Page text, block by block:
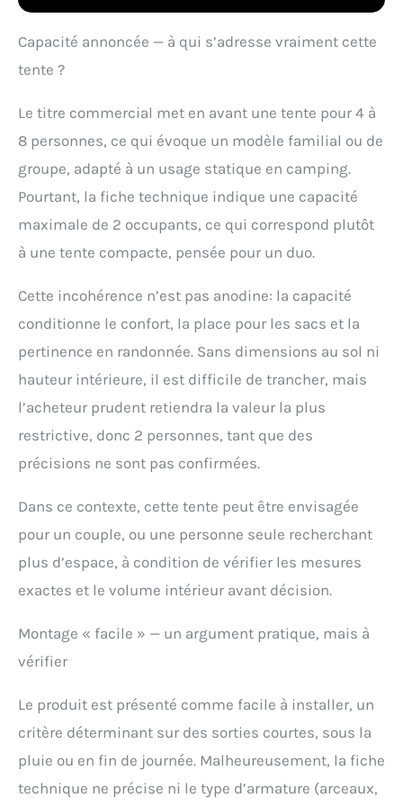
particulière n'est requise,
camping pèse 5,9 kg. Idéale
pour le camping en famille
en voiture ou les campings.
Fenêtres en maille
respirante : cette tente
dispose d'une porte en
maille, de deux fenêtres en
maille et d'un toit en maille,
ce qui permet à la brise de
fermeture éclair permet aux
campeurs de régler les
aérations depuis l'intérieur
de la tente. Les panneaux
et les portes en maille
offrent une vue imprenable
et une excellente
ventilation.
Structure
stable : 4 piquets en acier
solide, stable et résistante
au vent, idéale pour le
randonnée et la pêche par
tous les temps.
de camping UNP offre une
garantie de qualité
d'acheter sans risque. Si
sur les tentes, veuillez
nous contacter et nous
solution satisfaisante
Capacité annoncée — à qui s’adresse vraiment cette
tente ?
Le titre commercial met en avant une tente pour 4 à
8 personnes, ce qui évoque un modèle familial ou de
groupe, adapté à un usage statique en camping.
Pourtant, la fiche technique indique une capacité
maximale de 2 occupants, ce qui correspond plutôt
à une tente compacte, pensée pour un duo.
Cette incohérence n’est pas anodine: la capacité
conditionne le confort, la place pour les sacs et la
pertinence en randonnée. Sans dimensions au sol ni
hauteur intérieure, il est difficile de trancher, mais
l’acheteur prudent retiendra la valeur la plus
restrictive, donc 2 personnes, tant que des
précisions ne sont pas confirmées.
Dans ce contexte, cette tente peut être envisagée
pour un couple, ou une personne seule recherchant
plus d’espace, à condition de vérifier les mesures
exactes et le volume intérieur avant décision.
Montage « facile » — un argument pratique, mais à
vérifier
Le produit est présenté comme facile à installer, un
critère déterminant sur des sorties courtes, sous la
pluie ou en fin de journée. Malheureusement, la fiche
technique ne précise ni le type d’armature (arceaux,